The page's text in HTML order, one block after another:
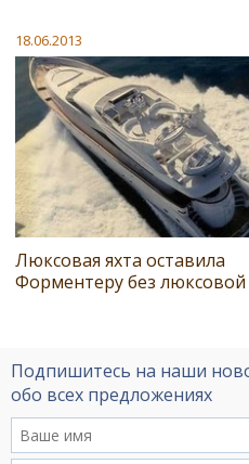
18.06.2013
Люксовая яхта оставила
Форментеру без люксовой
Подпишитесь на наши
обо всех предложениях